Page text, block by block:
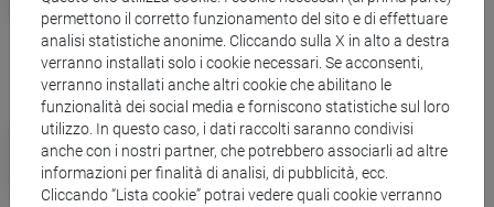
la Giornata Nazionale delle
Università
Eventi e cultura
Libri senza confini: dal 2 al 5 aprile
torna Incroci di civiltà
permettono il corretto funzionamento del sito e di effettuare
analisi statistiche anonime. Cliccando sulla X in alto a destra
verranno installati solo i cookie necessari. Se acconsenti,
verranno installati anche altri cookie che abilitano le
funzionalità dei social media e forniscono statistiche sul loro
utilizzo. In questo caso, i dati raccolti saranno condivisi
anche con i nostri partner, che potrebbero associarli ad altre
informazioni per finalità di analisi, di pubblicità, ecc.
Cliccando “Lista cookie” potrai vedere quali cookie verranno